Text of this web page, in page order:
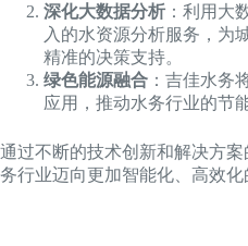
深化大数据分析 ：利用大
入的水资源分析服务，为
精准的决策支持。
绿色能源融合 ：吉佳水务
应用，推动水务行业的节
通过不断的技术创新和解决方
务行业迈向更加智能化、高效化